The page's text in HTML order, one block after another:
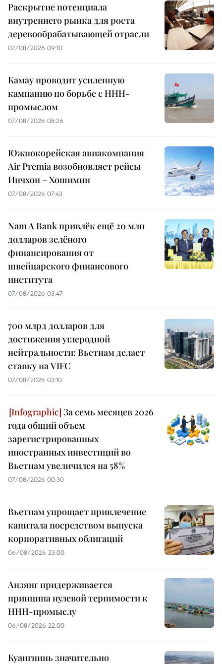
Раскрытие потенциала
внутреннего рынка для роста
деревообрабатывающей отрасли
07/08/2026 09:10
Камау проводит усиленную
кампанию по борьбе с ННН-
промыслом
07/08/2026 08:26
Южнокорейская авиакомпания
Air Premia возобновляет рейсы
Инчхон – Хошимин
07/08/2026 07:43
Nam A Bank привлёк ещё 20 млн
долларов зелёного
финансирования от
швейцарского финансового
института
07/08/2026 03:47
700 млрд долларов для
достижения углеродной
нейтральности: Вьетнам делает
ставку на VIFC
07/08/2026 03:10
За семь месяцев 2026
года общий объем
зарегистрированных
иностранных инвестиций во
Вьетнам увеличился на 58%
07/08/2026 00:30
Вьетнам упрощает привлечение
капитала посредством выпуска
корпоративных облигаций
06/08/2026 23:00
Анзянг придерживается
принципа нулевой терпимости к
ННН-промыслу
06/08/2026 22:00
Куангнинь значительно